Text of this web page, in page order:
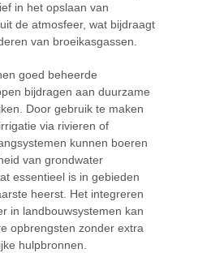
in het opslaan van
de atmosfeer, wat bijdraagt
van broeikasgassen.
goed beheerde
bijdragen aan duurzame
Door gebruik te maken
via rivieren of
kunnen boeren
van grondwater
essentieel is in gebieden
heerst. Het integreren
in landbouwsystemen kan
opbrengsten zonder extra
hulpbronnen.